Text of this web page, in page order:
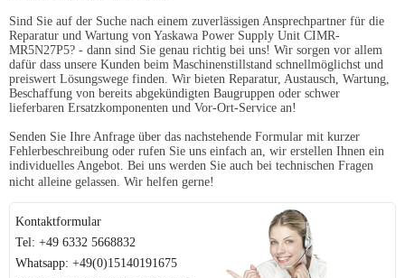
Sind Sie auf der Suche nach einem zuverlässigen Ansprechpartner für die
Reparatur und Wartung von Yaskawa Power Supply Unit CIMR-
MR5N27P5? - dann sind Sie genau richtig bei uns! Wir sorgen vor allem
dafür dass unsere Kunden beim Maschinenstillstand schnellmöglichst und
preiswert Lösungswege finden. Wir bieten Reparatur, Austausch, Wartung,
Beschaffung von bereits abgekündigten Baugruppen oder schwer
lieferbaren Ersatzkomponenten und Vor-Ort-Service an!
Senden Sie Ihre Anfrage über das nachstehende Formular mit kurzer
Fehlerbeschreibung oder rufen Sie uns einfach an, wir erstellen Ihnen ein
individuelles Angebot. Bei uns werden Sie auch bei technischen Fragen
nicht alleine gelassen. Wir helfen gerne!
Kontaktformular
Tel: +49 6332 5668832
Whatsapp: +49(0)15140191675